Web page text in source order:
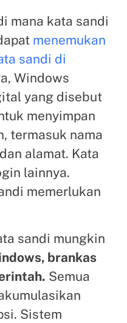
mana kata sandi
menemukan
sandi di
Windows
yang disebut
menyimpan
termasuk nama
alamat. Kata
lainnya.
memerlukan
sandi mungkin
brankas
Semua
Sistem